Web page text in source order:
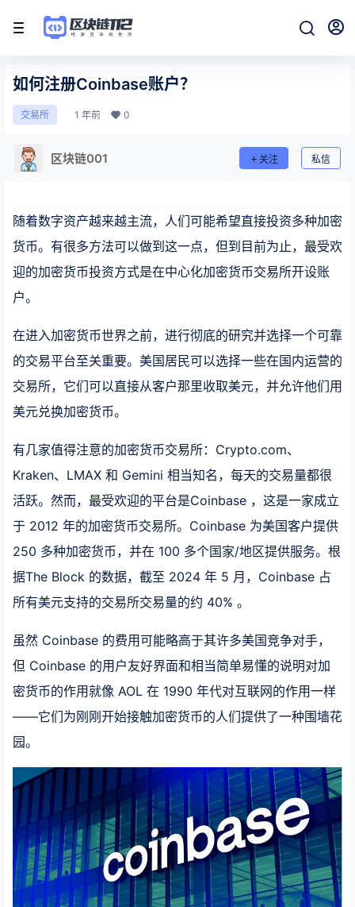
如何注册Coinbase账户？
交易所 1 年前 0
区块链001 关注 私信
随着数字资产越来越主流，人们可能希望直接投资多种加密
货币。有很多方法可以做到这一点，但到目前为止，最受欢
迎的加密货币投资方式是在中心化加密货币交易所开设账
户。
在进入加密货币世界之前，进行彻底的研究并选择一个可靠
的交易平台至关重要。美国居民可以选择一些在国内运营的
交易所，它们可以直接从客户那里收取美元，并允许他们用
美元兑换加密货币。
有几家值得注意的加密货币交易所：Crypto.com、
Kraken、LMAX 和 Gemini 相当知名，每天的交易量都很
活跃。然而，最受欢迎的平台是Coinbase ，这是一家成立
于 2012 年的加密货币交易所。Coinbase 为美国客户提供
250 多种加密货币，并在 100 多个国家/地区提供服务。根
据The Block 的数据，截至 2024 年 5 月，Coinbase 占
所有美元支持的交易所交易量的约 40% 。
虽然 Coinbase 的费用可能略高于其许多美国竞争对手，
但 Coinbase 的用户友好界面和相当简单易懂的说明对加
密货币的作用就像 AOL 在 1990 年代对互联网的作用一样
——它们为刚刚开始接触加密货币的人们提供了一种围墙花
园。